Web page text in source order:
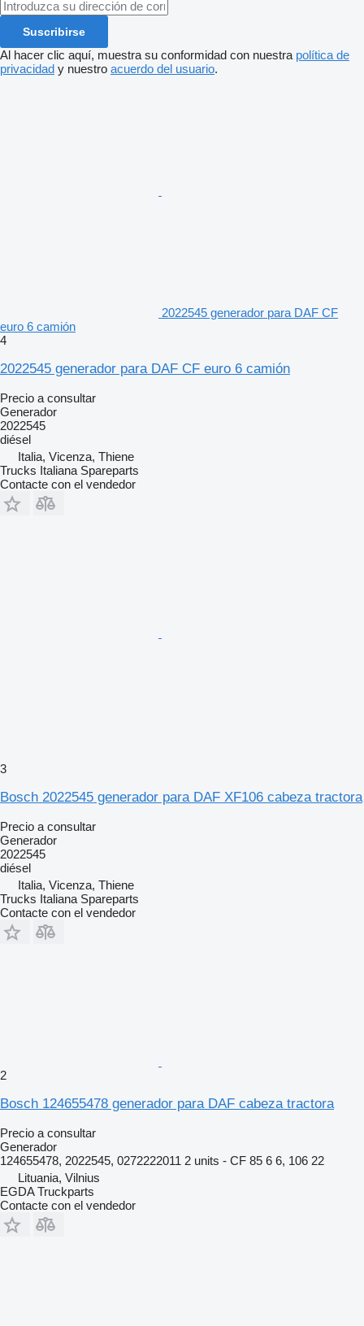
Suscribirse
Al hacer clic aquí, muestra su conformidad con nuestra política de
privacidad y nuestro acuerdo del usuario.
2022545 generador para DAF CF
euro 6 camión
4
2022545 generador para DAF CF euro 6 camión
Precio a consultar
Generador
2022545
diésel
Italia, Vicenza, Thiene
Trucks Italiana Spareparts
Contacte con el vendedor
3
Bosch 2022545 generador para DAF XF106 cabeza tractora
Precio a consultar
Generador
2022545
diésel
Italia, Vicenza, Thiene
Trucks Italiana Spareparts
Contacte con el vendedor
2
Bosch 124655478 generador para DAF cabeza tractora
Precio a consultar
Generador
124655478, 2022545, 0272222011 2 units - CF 85 6 6, 106 22
Lituania, Vilnius
EGDA Truckparts
Contacte con el vendedor